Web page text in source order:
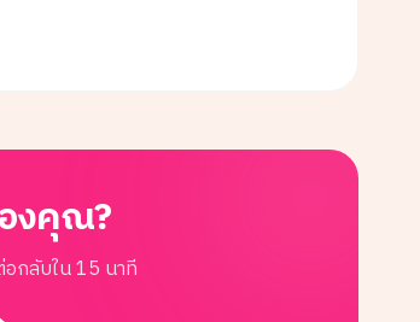
งคุณ?
อกลับใน 15 นาที